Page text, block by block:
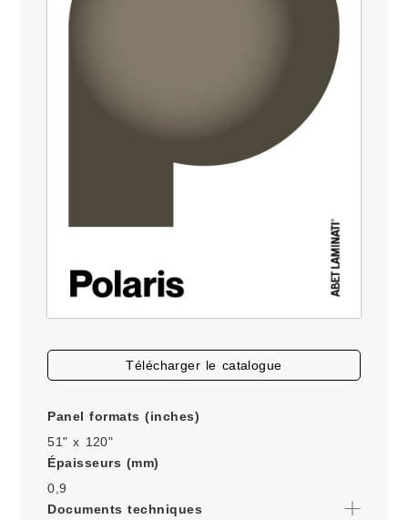
télécharger le catalogue
Panel formats (inches)
51" x 120"
Épaisseurs (mm)
0,9
Documents techniques